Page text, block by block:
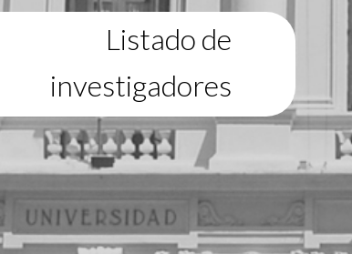
Listado de
investigadores